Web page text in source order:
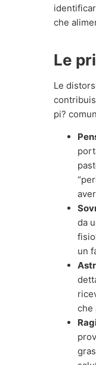
che
Le
Le
pi?
da
un
che